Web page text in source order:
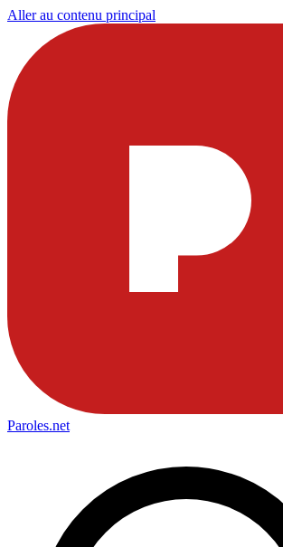
Aller au contenu principal
Paroles.net